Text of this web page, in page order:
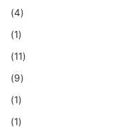
(4)
(1)
(11)
(9)
(1)
(1)